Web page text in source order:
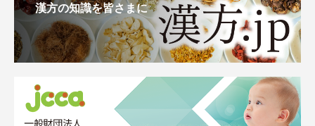
漢方の知識を皆さまに